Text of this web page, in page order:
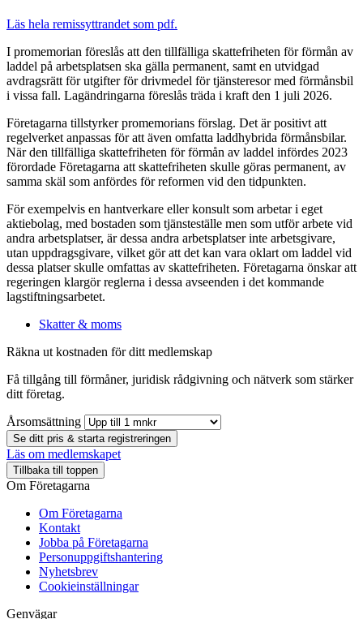
Läs hela remissyttrandet som pdf.
I promemorian föreslås att den tillfälliga skattefriheten för förmån av
laddel på arbetsplatsen ska gälla permanent, samt en utvidgad
avdragsrätt för utgifter för drivmedel för tjänsteresor med förmånsbil
i vissa fall. Lagändringarna föreslås träda i kraft den 1 juli 2026.
Företagarna tillstyrker promemorians förslag. Det är positivt att
regelverket anpassas för att även omfatta laddhybrida förmånsbilar.
När den tillfälliga skattefriheten för förmån av laddel infördes 2023
förordade Företagarna att skattefriheten skulle göras permanent, av
samma skäl som anfördes för reformen vid den tidpunkten.
För exempelvis en hantverkare eller konsult som arbetar i eget
aktiebolag, med bostaden som tjänsteställe men som utför arbete vid
andra arbetsplatser, är dessa andra arbetsplatser inte arbetsgivare,
utan uppdragsgivare, vilket gör att det kan vara oklart om laddel vid
dessa platser skulle omfattas av skattefriheten. Företagarna önskar att
regeringen klargör reglerna i dessa avseenden i det kommande
lagstiftningsarbetet.
Skatter & moms
Räkna ut kostnaden för ditt medlemskap
Få tillgång till förmåner, juridisk rådgivning och nätverk som stärker
ditt företag.
Årsomsättning
Se ditt pris & starta registreringen
Läs om medlemskapet
Tillbaka till toppen
Om Företagarna
Om Företagarna
Kontakt
Jobba på Företagarna
Personuppgiftshantering
Nyhetsbrev
Cookieinställningar
Genvägar